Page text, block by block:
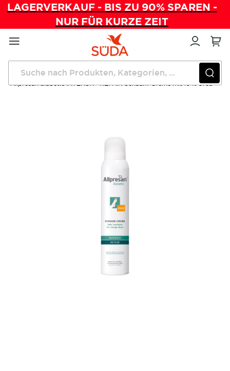
LAGERVERKAUF - BIS ZU 90% SPAREN -
NUR FÜR KURZE ZEIT
Direkt
zum
Inhalt
Startseite
Pflegeprodukte
Allpresan diabetic INTENSIV+REPAIR Schaum-Creme mit 10 % Urea